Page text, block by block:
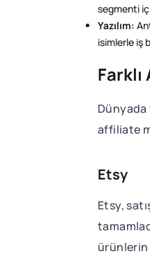
segmenti
Yazılım:
isimlerle iş
Dünyada
affiliate
Etsy
Etsy,
ürünlerin